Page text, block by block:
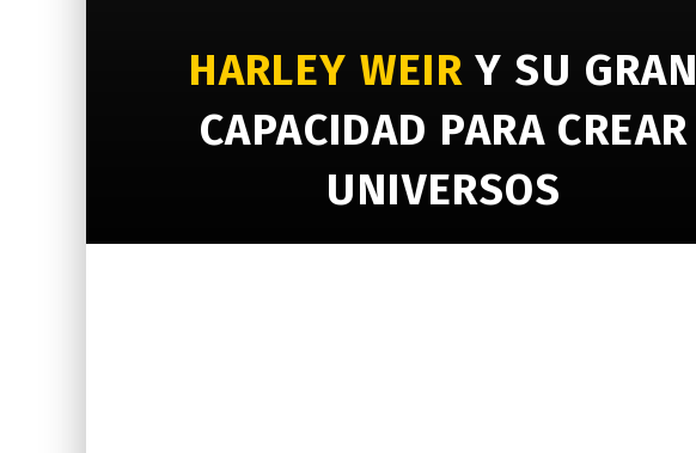
HARLEY WEIRY SU GRAN
CAPACIDAD PARA CREAR
UNIVERSOS